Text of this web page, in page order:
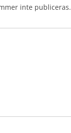
inte publiceras.